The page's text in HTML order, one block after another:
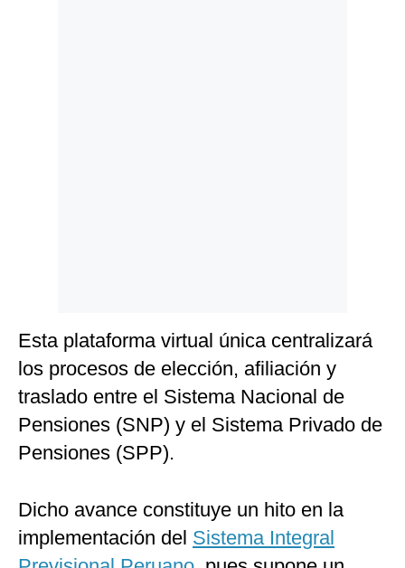
Esta plataforma virtual única centralizará
los procesos de elección, afiliación y
traslado entre el Sistema Nacional de
Pensiones (SNP) y el Sistema Privado de
Pensiones (SPP).
Dicho avance constituye un hito en la
implementación del Sistema Integral